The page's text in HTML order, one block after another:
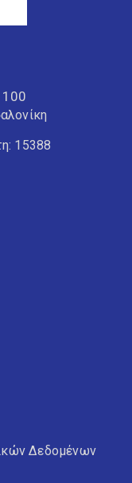
15388
Δεδομένων